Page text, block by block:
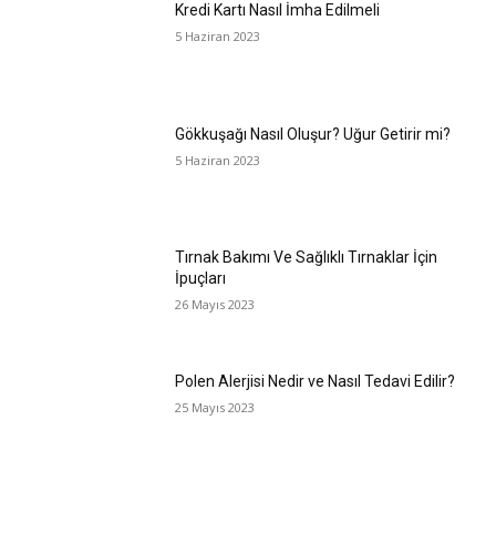
Kredi Kartı Nasıl İmha Edilmeli
5 Haziran 2023
Gökkuşağı Nasıl Oluşur? Uğur Getirir mi?
5 Haziran 2023
Tırnak Bakımı Ve Sağlıklı Tırnaklar İçin
İpuçları
26 Mayıs 2023
Polen Alerjisi Nedir ve Nasıl Tedavi Edilir?
25 Mayıs 2023